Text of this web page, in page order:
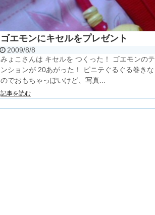
ゴエモンにキセルをプレゼント
2009/8/8
みょこさんは キセルを つくった！ ゴエモンのテ
ンションが 20あがった！ ビニテぐるぐる巻きな
のでおもちゃっぽいけど、写真...
記事を読む